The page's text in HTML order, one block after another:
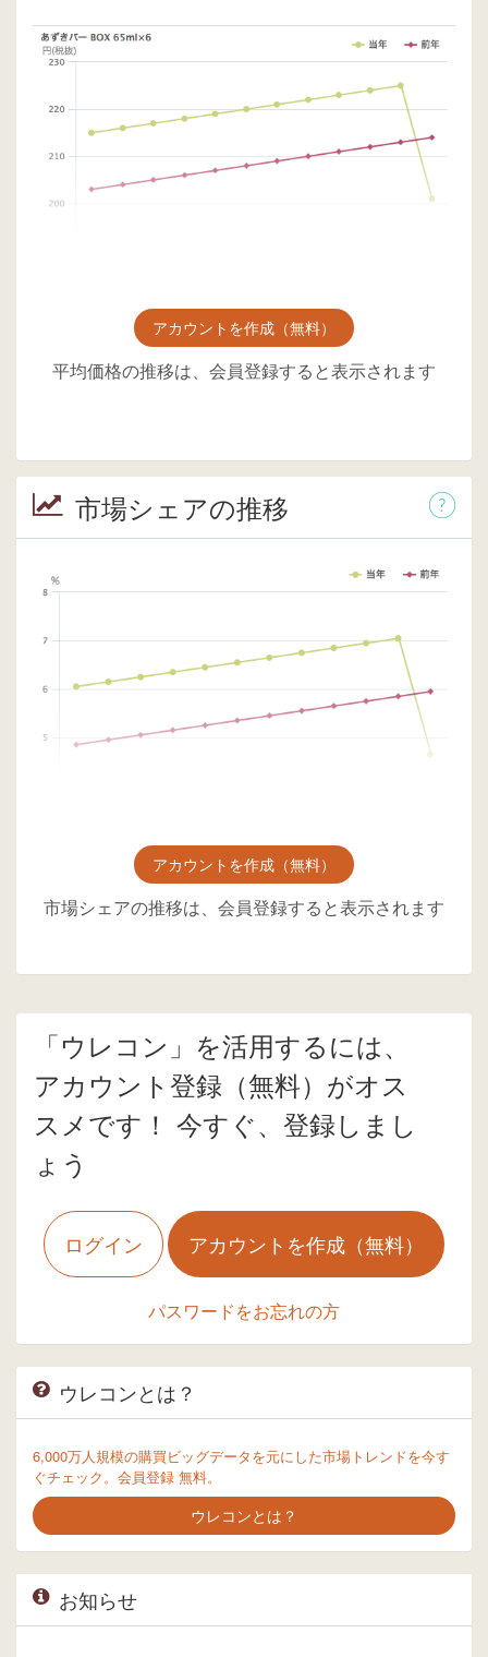
アカウントを作成（無料）
平均価格の推移は、会員登録すると表示されます
市場シェアの推移
アカウントを作成（無料）
市場シェアの推移は、会員登録すると表示されます
「ウレコン」を活用するには、
アカウント登録（無料）がオス
スメです！ 今すぐ、登録しまし
ょう
ログイン アカウントを作成（無料）
パスワードをお忘れの方
ウレコンとは？
6,000万人規模の購買ビッグデータを元にした市場トレンドを今す
ぐチェック。会員登録 無料。
ウレコンとは？
お知らせ